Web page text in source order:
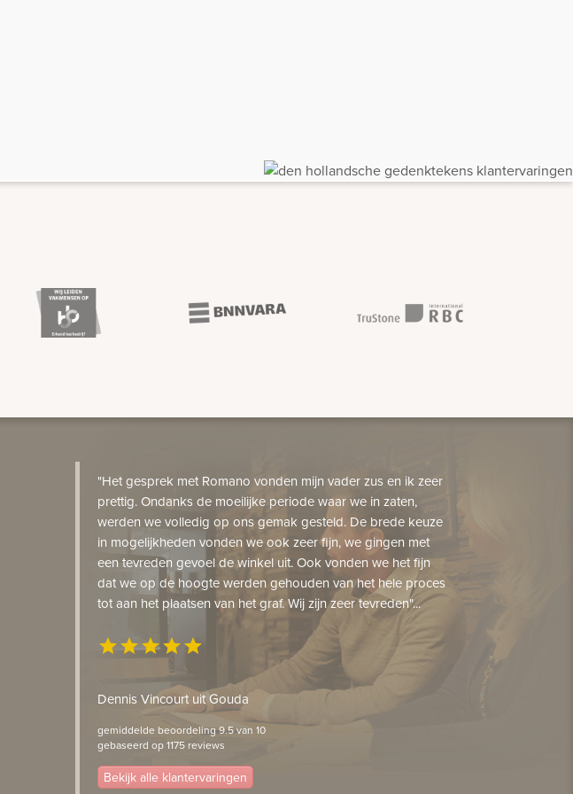
"Het gesprek met Romano vonden mijn vader zus en ik zeer
prettig. Ondanks de moeilijke periode waar we in zaten,
werden we volledig op ons gemak gesteld. De brede keuze
in mogelijkheden vonden we ook zeer fijn, we gingen met
een tevreden gevoel de winkel uit. Ook vonden we het fijn
dat we op de hoogte werden gehouden van het hele proces
tot aan het plaatsen van het graf. Wij zijn zeer tevreden"...
starstarstarstarstar
Dennis Vincourt uit Gouda
gemiddelde beoordeling 9.5 van 10
gebaseerd op 1175 reviews
Bekijk alle klantervaringen